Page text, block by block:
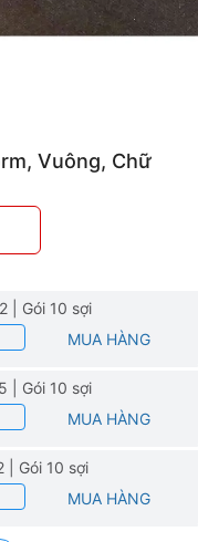
Vuông, Chữ
| Gói 10 sợi
MUA HÀNG
| Gói 10 sợi
MUA HÀNG
| Gói 10 sợi
MUA HÀNG